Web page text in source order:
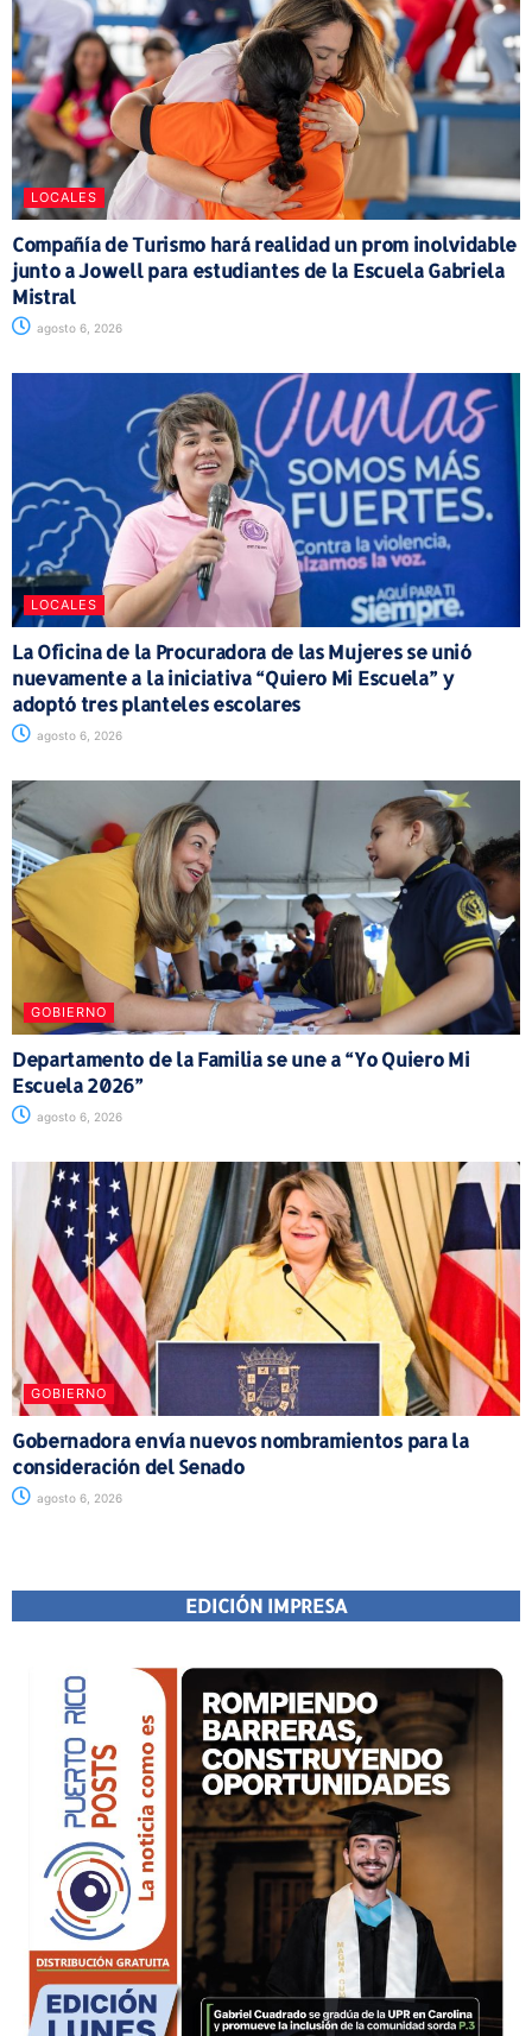
LOCALES
Compañía de Turismo hará realidad un prom inolvidable
junto a Jowell para estudiantes de la Escuela Gabriela
Mistral
agosto 6, 2026
LOCALES
La Oficina de la Procuradora de las Mujeres se unió
nuevamente a la iniciativa “Quiero Mi Escuela” y
adoptó tres planteles escolares
agosto 6, 2026
GOBIERNO
Departamento de la Familia se une a “Yo Quiero Mi
Escuela 2026”
agosto 6, 2026
GOBIERNO
Gobernadora envía nuevos nombramientos para la
consideración del Senado
agosto 6, 2026
EDICIÓN IMPRESA